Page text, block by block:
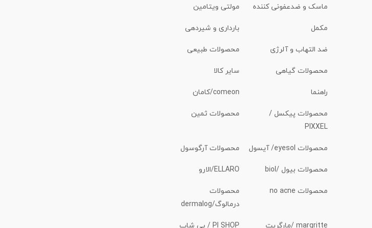
ماسک و ضدعفونی کننده مولتی ویتامین
مکمل بارداری و شیردهی
ضد التهاب و آلرژی محصولات طبیعی
محصولات گیاهی سایر کالا
راهنما comeon/کامان
محصولات پیکسل /
PIXXEL
محصولات ثمین
محصولات eyesol/ آیسول محصولات آرگوسول
محصولات بیول /biol ELLARO/الارو
محصولات no acne
محصولات
درمالوگ/dermalog
margritte /مارگریت PI SHOP / پی شاپ